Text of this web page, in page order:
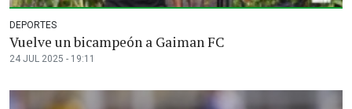
DEPORTES
Vuelve un bicampeón a Gaiman FC
24 JUL 2025 - 19:11